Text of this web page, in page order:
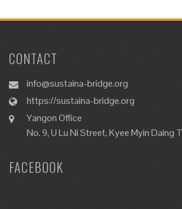
ゲ
ー
シ
ョ
ン
CONTACT
info@sustaina-bridge.org
https://sustaina-bridge.org
Yangon Office
No. 9, U Lu Ni Street, Kyee Myin Daing
FACEBOOK